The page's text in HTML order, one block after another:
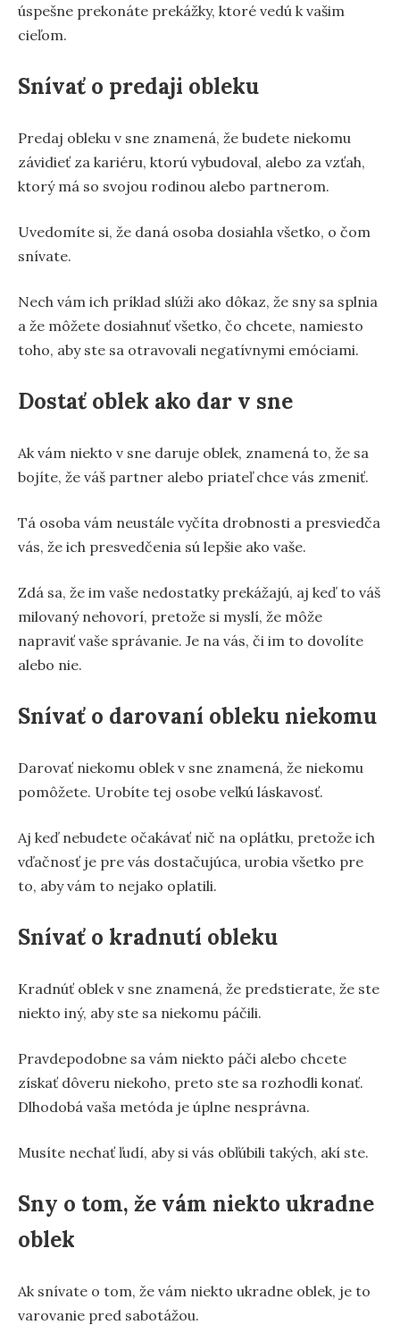
úspešne prekonáte prekážky, ktoré vedú k vašim
cieľom.
Snívať o predaji obleku
Predaj obleku v sne znamená, že budete niekomu
závidieť za kariéru, ktorú vybudoval, alebo za vzťah,
ktorý má so svojou rodinou alebo partnerom.
Uvedomíte si, že daná osoba dosiahla všetko, o čom
snívate.
Nech vám ich príklad slúži ako dôkaz, že sny sa splnia
a že môžete dosiahnuť všetko, čo chcete, namiesto
toho, aby ste sa otravovali negatívnymi emóciami.
Dostať oblek ako dar v sne
Ak vám niekto v sne daruje oblek, znamená to, že sa
bojíte, že váš partner alebo priateľ chce vás zmeniť.
Tá osoba vám neustále vyčíta drobnosti a presviedča
vás, že ich presvedčenia sú lepšie ako vaše.
Zdá sa, že im vaše nedostatky prekážajú, aj keď to váš
milovaný nehovorí, pretože si myslí, že môže
napraviť vaše správanie. Je na vás, či im to dovolíte
alebo nie.
Snívať o darovaní obleku niekomu
Darovať niekomu oblek v sne znamená, že niekomu
pomôžete. Urobíte tej osobe veľkú láskavosť.
Aj keď nebudete očakávať nič na oplátku, pretože ich
vďačnosť je pre vás dostačujúca, urobia všetko pre
to, aby vám to nejako oplatili.
Snívať o kradnutí obleku
Kradnúť oblek v sne znamená, že predstierate, že ste
niekto iný, aby ste sa niekomu páčili.
Pravdepodobne sa vám niekto páči alebo chcete
získať dôveru niekoho, preto ste sa rozhodli konať.
Dlhodobá vaša metóda je úplne nesprávna.
Musíte nechať ľudí, aby si vás obľúbili takých, akí ste.
Sny o tom, že vám niekto ukradne
oblek
Ak snívate o tom, že vám niekto ukradne oblek, je to
varovanie pred sabotážou.